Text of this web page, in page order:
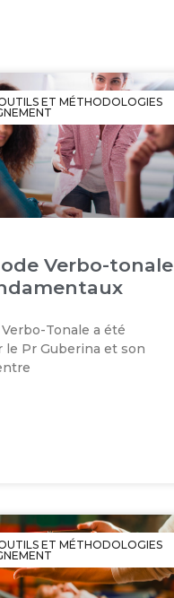
ET MÉTHODOLOGIES
Verbo-tonale
Tonale a été
le Pr Guberina et son
ET MÉTHODOLOGIES